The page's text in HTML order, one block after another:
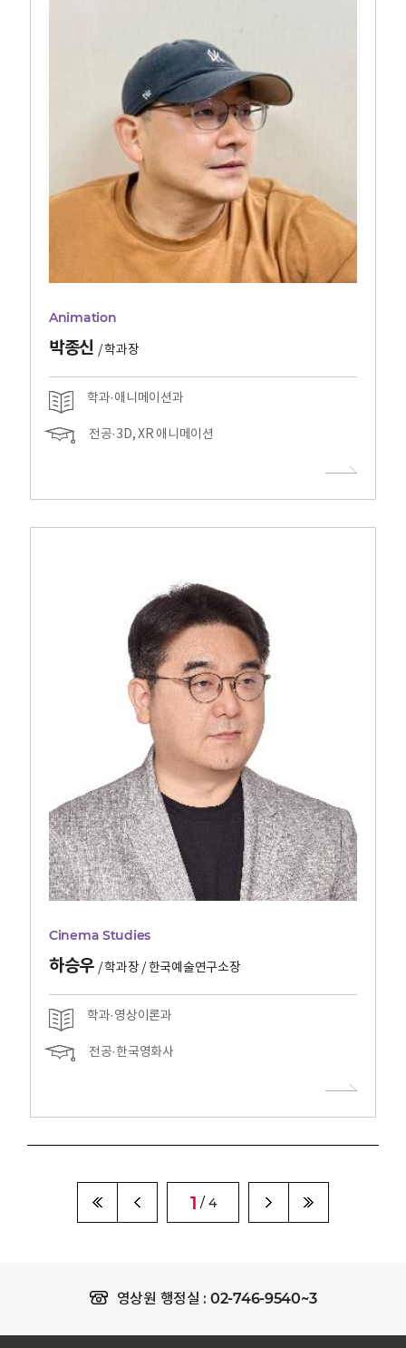
Animation
박종신 /학과장
학과·애니메이션과
전공·3D, XR 애니메이션
Cinema Studies
하승우 /학과장 / 한국예술연구소장
학과·영상이론과
전공·한국영화사
1 / 4
영상원 행정실 : 02-746-9540~3